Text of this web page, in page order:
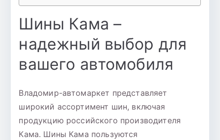
Шины Кама –
надежный выбор для
вашего автомобиля
Владомир-автомаркет представляет
широкий ассортимент шин, включая
продукцию российского производителя
Кама. Шины Кама пользуются